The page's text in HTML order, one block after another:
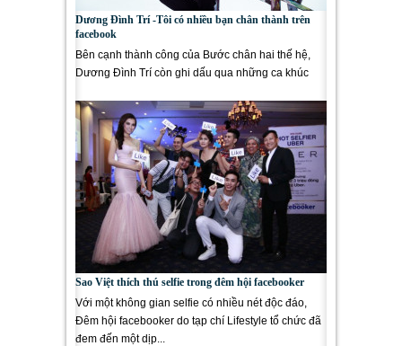
Dương Đình Trí -Tôi có nhiều bạn chân thành trên
facebook
Bên cạnh thành công của Bước chân hai thế hệ,
Dương Đình Trí còn ghi dấu qua những ca khúc
Sao Việt thích thú selfie trong đêm hội facebooker
Với một không gian selfie có nhiều nét độc đáo,
Đêm hội facebooker do tạp chí Lifestyle tổ chức đã
đem đến một dịp...